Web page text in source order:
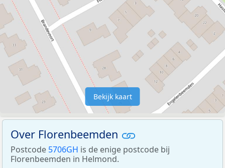
Bekijk kaart
Over Florenbeemden
Postcode 5706GH is de enige postcode bij
Florenbeemden in Helmond.